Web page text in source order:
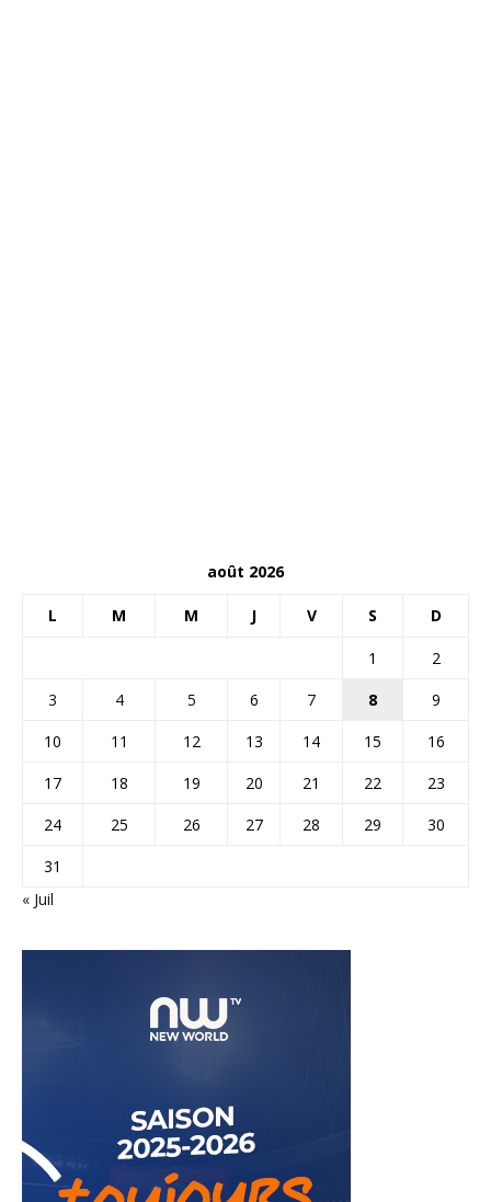
août 2026
L M M J V S D
1
2
3
4 5 6 7 8
9
10
11 12 13 14 15
16
17
18 19 20 21 22
23
24
25 26 27 28 29
30
31
« Juil